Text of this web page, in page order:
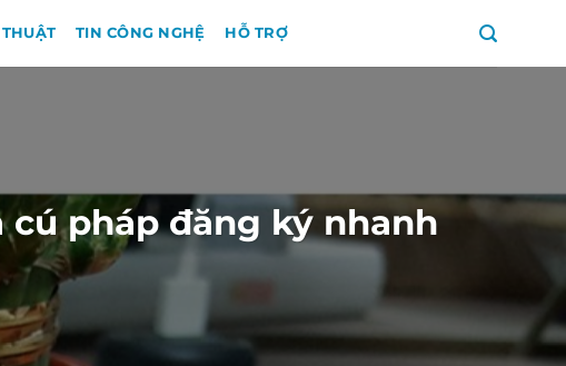
TIN CÔNG NGHỆ HỖ TRỢ
cú pháp đăng ký nhanh